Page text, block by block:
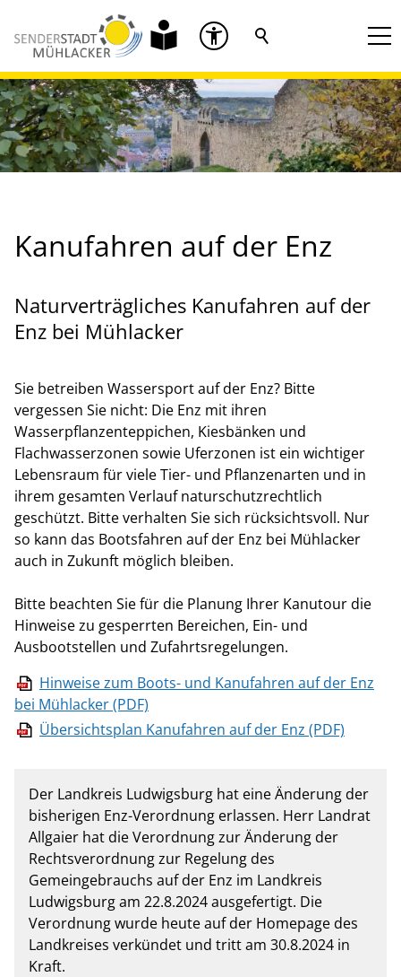
Kanufahren auf der Enz
Naturverträgliches Kanufahren auf der
Enz bei Mühlacker
Sie betreiben Wassersport auf der Enz? Bitte
vergessen Sie nicht: Die Enz mit ihren
Wasserpflanzenteppichen, Kiesbänken und
Flachwasserzonen sowie Uferzonen ist ein wichtiger
Lebensraum für viele Tier- und Pflanzenarten und in
ihrem gesamten Verlauf naturschutzrechtlich
geschützt. Bitte verhalten Sie sich rücksichtsvoll. Nur
so kann das Bootsfahren auf der Enz bei Mühlacker
auch in Zukunft möglich bleiben.
Bitte beachten Sie für die Planung Ihrer Kanutour die
Hinweise zu gesperrten Bereichen, Ein- und
Ausbootstellen und Zufahrtsregelungen.
Hinweise zum Boots- und Kanufahren auf der Enz
bei Mühlacker (PDF)
Übersichtsplan Kanufahren auf der Enz (PDF)
Der Landkreis Ludwigsburg hat eine Änderung der
bisherigen Enz-Verordnung erlassen. Herr Landrat
Allgaier hat die Verordnung zur Änderung der
Rechtsverordnung zur Regelung des
Gemeingebrauchs auf der Enz im Landkreis
Ludwigsburg am 22.8.2024 ausgefertigt. Die
Verordnung wurde heute auf der Homepage des
Landkreises verkündet und tritt am 30.8.2024 in
Kraft.